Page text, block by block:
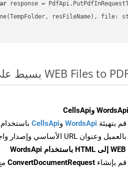
قم بتهيئة WordsApi وCellsApi
بالعميل وعنوان URL الأساسي وإصدار واجهة برمجة التطبيقات
قم بإنشاء ConvertDocumentRequest